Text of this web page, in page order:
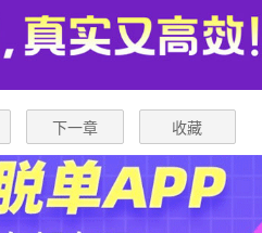
下一章 收藏